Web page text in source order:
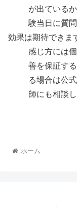
が出ている
験当日に質
効果は期待できま
感じ方には
善を保証す
る場合は公
師にも相談
ホーム